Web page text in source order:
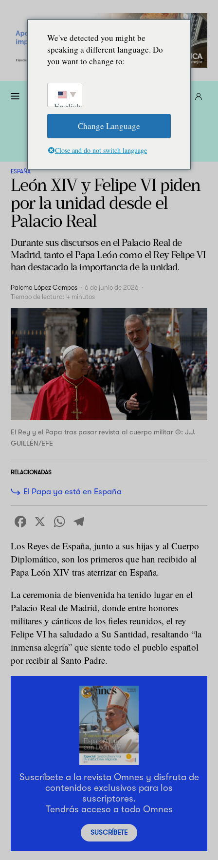
ESPAÑA
León XIV y Felipe VI piden
por la unidad desde el
Palacio Real
Durante sus discursos en el Palacio Real de
Madrid, tanto el Papa León como el Rey Felipe VI
han destacado la importancia de la unidad.
Paloma López Campos · 6 de junio de 2026 ·
Tiempo de lectura: 4 minutos
El Rey y el Papa tras pasar revista al cuerpo militar ©: J.J.
GUILLÉN/EFE
RELACIONADAS
El Papa ya está en España
Facebook
X WhatsApp
Los Reyes de España, junto a sus hijas y al Cuerpo
Diplomático, son los primeros que han recibido al
Papa León XIV tras aterrizar en España.
La ceremonia de bienvenida ha tenido lugar en el
Palacio Real de Madrid, donde entre honores
militares y cánticos de los fieles reunidos, el rey
Felipe VI ha saludado a Su Santidad, resaltando “la
inmensa alegría” que siente todo el pueblo español
por recibir al Santo Padre.
Suscríbete a la revista Omnes y disfruta de
contenidos exclusivos para los
suscriptores.
Tendrás acceso a todo Omnes
SUSCRÍBETE
We've detected you might be
speaking a different language. Do
you want to change to:
English
Change Language
Close and do not switch language